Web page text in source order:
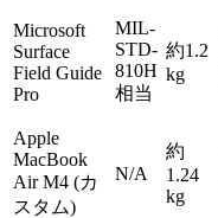
Microsoft
Surface
Field Guide
Pro
MIL-
STD-
810H
相当
約1.2
kg
Apple
MacBook
Air M4 (カ
スタム)
N/A
約
1.24
kg